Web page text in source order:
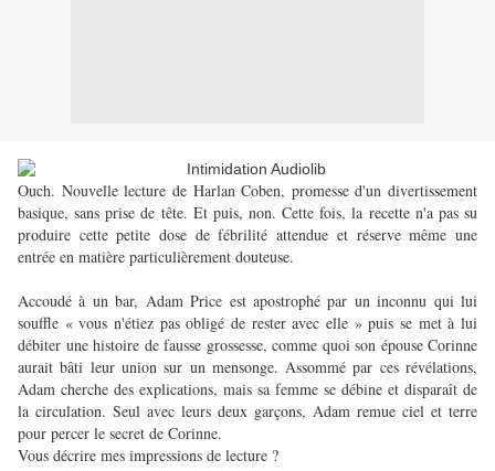
Ouch. Nouvelle lecture de Harlan Coben, promesse d'un divertissement
basique, sans prise de tête. Et puis, non. Cette fois, la recette n'a pas su
produire cette petite dose de fébrilité attendue et réserve même une
entrée en matière particulièrement douteuse.
Accoudé à un bar, Adam Price est apostrophé par un inconnu qui lui
souffle « vous n'étiez pas obligé de rester avec elle » puis se met à lui
débiter une histoire de fausse grossesse, comme quoi son épouse Corinne
aurait bâti leur union sur un mensonge. Assommé par ces révélations,
Adam cherche des explications, mais sa femme se débine et disparaît de
la circulation. Seul avec leurs deux garçons, Adam remue ciel et terre
pour percer le secret de Corinne.
Vous décrire mes impressions de lecture ?